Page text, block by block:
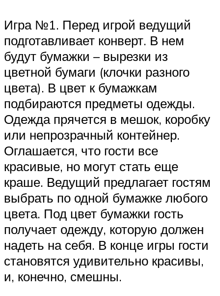
Игра №1. Перед игрой ведущий
подготавливает конверт. В нем
будут бумажки – вырезки из
цветной бумаги (клочки разного
цвета). В цвет к бумажкам
подбираются предметы одежды.
Одежда прячется в мешок, коробку
или непрозрачный контейнер.
Оглашается, что гости все
красивые, но могут стать еще
краше. Ведущий предлагает гостям
выбрать по одной бумажке любого
цвета. Под цвет бумажки гость
получает одежду, которую должен
надеть на себя. В конце игры гости
становятся удивительно красивы,
и, конечно, смешны.